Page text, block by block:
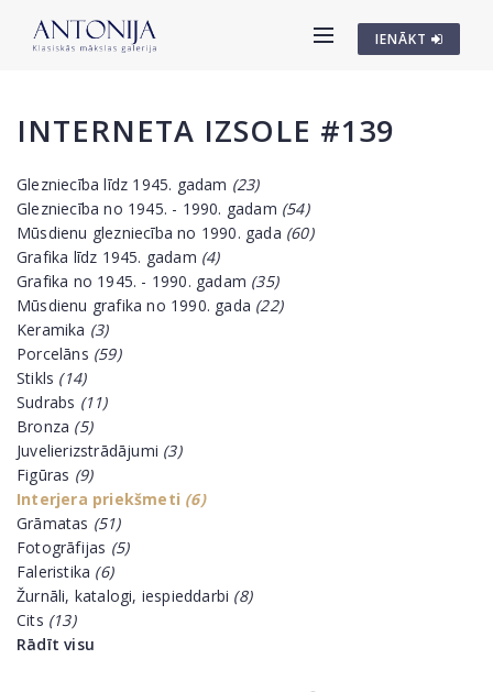
IENĀKT
INTERNETA IZSOLE #139
Glezniecība līdz 1945. gadam (23)
Glezniecība no 1945. - 1990. gadam (54)
Mūsdienu glezniecība no 1990. gada (60)
Grafika līdz 1945. gadam (4)
Grafika no 1945. - 1990. gadam (35)
Mūsdienu grafika no 1990. gada (22)
Keramika (3)
Porcelāns (59)
Stikls (14)
Sudrabs (11)
Bronza (5)
Juvelierizstrādājumi (3)
Figūras (9)
Interjera priekšmeti (6)
Grāmatas (51)
Fotogrāfijas (5)
Faleristika (6)
Žurnāli, katalogi, iespieddarbi (8)
Cits (13)
Rādīt visu